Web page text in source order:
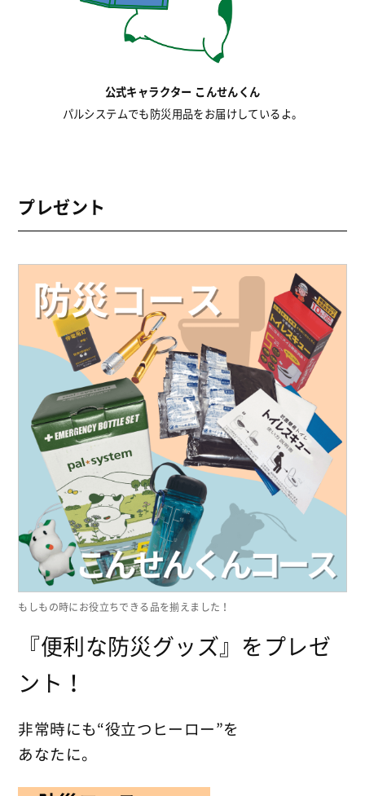
公式キャラクター こんせんくん
パルシステムでも防災用品をお届けしているよ。
プレゼント
もしもの時にお役立ちできる品を揃えました！
『便利な防災グッズ』をプレゼ
ント！
非常時にも“役立つヒーロー”を
あなたに。